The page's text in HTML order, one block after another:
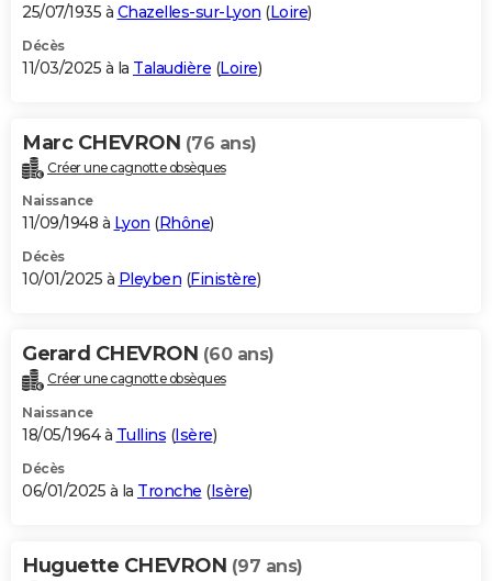
25/07/1935 à Chazelles-sur-Lyon (Loire)
Décès
11/03/2025 à la Talaudière (Loire)
Marc CHEVRON (76 ans)
Créer une cagnotte obsèques
Naissance
11/09/1948 à Lyon (Rhône)
Décès
10/01/2025 à Pleyben (Finistère)
Gerard CHEVRON (60 ans)
Créer une cagnotte obsèques
Naissance
18/05/1964 à Tullins (Isère)
Décès
06/01/2025 à la Tronche (Isère)
Huguette CHEVRON (97 ans)